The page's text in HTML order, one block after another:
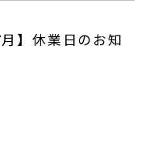
月】休業日のお知